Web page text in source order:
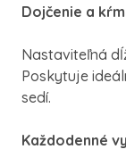
Dojčenie a
Nastaviteľná
Poskytuje
sedí.
Každodenné